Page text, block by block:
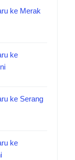
ke Merak
ke
ke Serang
ke